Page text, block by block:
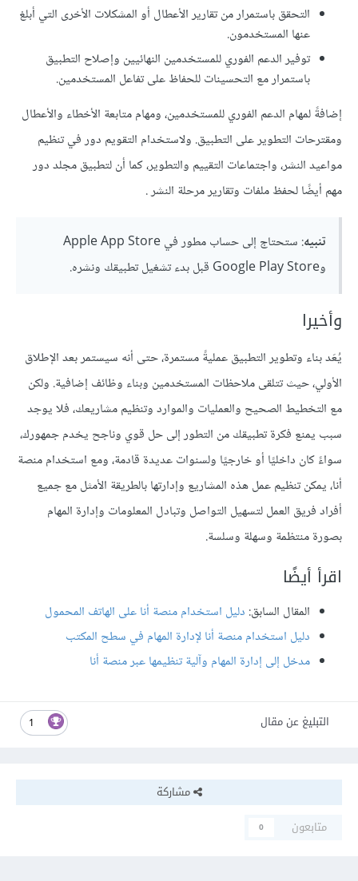
التحقق باستمرار من تقارير الأعطال أو المشكلات الأخرى التي أبلغ
عنها المستخدمون.
توفير الدعم الفوري للمستخدمين النهائيين وإصلاح التطبيق
باستمرار مع التحسينات للحفاظ على تفاعل المستخدمين.
إضافةً لمهام الدعم الفوري للمستخدمين، ومهام متابعة الأخطاء والأعطال
ومقترحات التطوير على التطبيق. ولاستخدام التقويم دور في تنظيم
مواعيد النشر، واجتماعات التقييم والتطوير، كما أن لتطبيق مجلد دور
مهم أيضًا لحفظ ملفات وتقارير مرحلة النشر .
تنبيه
: ستحتاج إلى حساب مطور في Apple App Store
وGoogle Play Store قبل بدء تشغيل تطبيقك ونشره.
وأخيرا
يُعَد بناء وتطوير التطبيق عمليةً مستمرة، حتى أنه سيستمر بعد الإطلاق
الأولي، حيث تتلقى ملاحظات المستخدمين وبناء وظائف إضافية. ولكن
مع التخطيط الصحيح والعمليات والموارد وتنظيم مشاريعك، فلا يوجد
سبب يمنع فكرة تطبيقك من التطور إلى حل قوي وناجح يخدم جمهورك،
سواءً كان داخليًا أو خارجيًا ولسنوات عديدة قادمة، ومع استخدام منصة
أنا، يمكن تنظيم عمل هذه المشاريع وإدارتها بالطريقة الأمثل مع جميع
أفراد فريق العمل لتسهيل التواصل وتبادل المعلومات وإدارة المهام
بصورة منتظمة وسهلة وسلسة.
اقرأ أيضًا
المقال السابق: دليل استخدام منصة أنا على الهاتف المحمول
دليل استخدام منصة أنا لإدارة المهام في سطح المكتب
مدخل إلى إدارة المهام وآلية تنظيمها عبر منصة أنا
1 التبليغ عن مقال
مشاركة
متابعون
0